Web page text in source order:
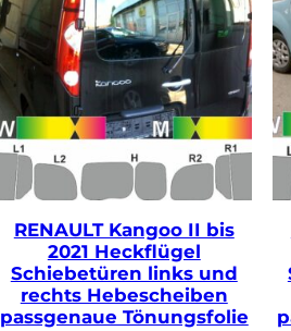
RENAULT Kangoo II bis
2021 Heckflügel
Schiebetüren links und
rechts Hebescheiben
passgenaue Tönungsfolie